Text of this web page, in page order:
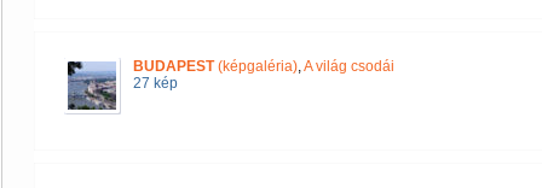
BUDAPEST(képgaléria),A világ csodái
27 kép